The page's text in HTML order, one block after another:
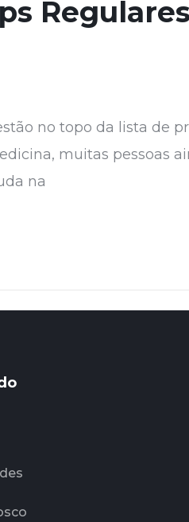
no topo da lista de
muitas pessoas
na